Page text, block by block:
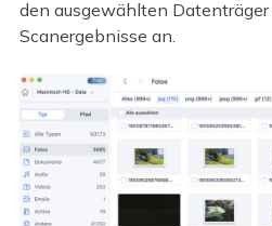
den ausgewählten Datenträger
Scanergebnisse an.